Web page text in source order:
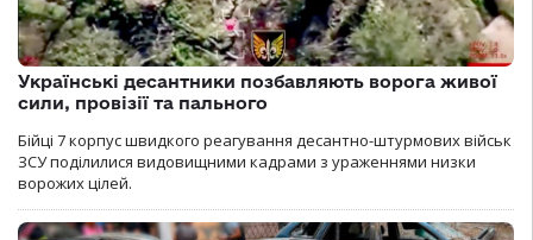
Українські десантники позбавляють ворога живої
сили, провізії та пального
Бійці 7 корпус швидкого реагування десантно-штурмових військ
ЗСУ поділилися видовищними кадрами з ураженнями низки
ворожих цілей.